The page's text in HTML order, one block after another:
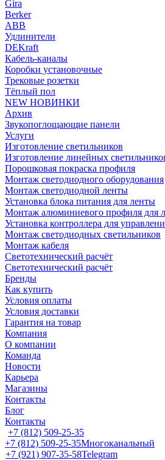
Gira
Berker
ABB
Удлинители
DEKraft
Кабель-каналы
Коробки установочные
Трековые розетки
Тёплый пол
NEW НОВИНКИ
Архив
Звукопоглощающие панели
Услуги
Изготовление светильников
Изготовление линейных
Порошковая покраска профиля
Монтаж светодиодного оборудования
Монтаж светодиодной ленты
Установка блока питания для ленты
Монтаж алюминиевого профиля для
Установка контроллера для
Монтаж светодиодных светильников
Монтаж кабеля
Светотехнический расчёт
Светотехнический расчёт
Бренды
Как купить
Условия оплаты
Условия доставки
Гарантия на товар
Компания
О компании
Команда
Новости
Карьера
Магазины
Контакты
Блог
Контакты
+7 (812) 509-25-35
+7 (812) 509-25-35Многоканальный
+7 (921) 907-35-58Telegram